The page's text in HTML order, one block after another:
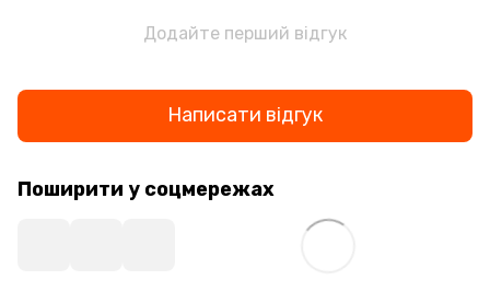
Додайте перший відгук
Написати відгук
Поширити у соцмережах